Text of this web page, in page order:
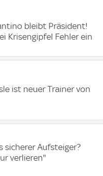
bleibt Präsident!
Krisengipfel Fehler ein
ist neuer Trainer von
sicherer Aufsteiger?
verlieren"